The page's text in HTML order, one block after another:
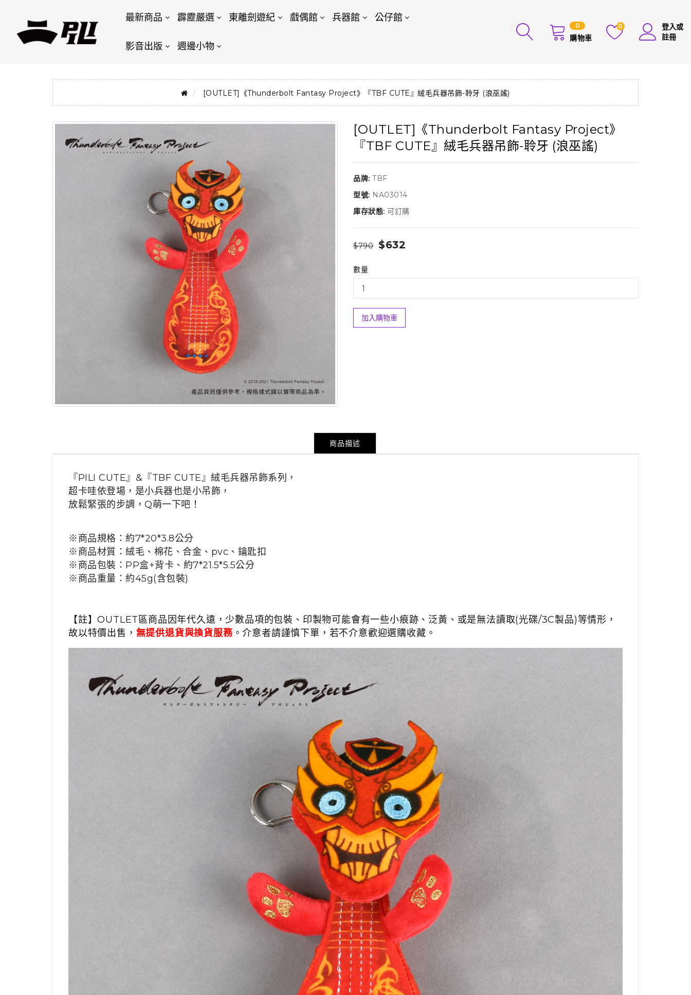
最新商品 霹靂嚴選 東離劍遊紀 戲偶館 兵器館 公仔館
影音出版 週邊小物
0
購物車
0
登入或
註冊
[OUTLET]《Thunderbolt Fantasy Project》『TBF CUTE』絨毛兵器吊飾-聆牙 (浪巫謠)
[OUTLET]《Thunderbolt Fantasy Project》
『TBF CUTE』絨毛兵器吊飾-聆牙 (浪巫謠)
品牌: TBF
型號: NA03014
庫存狀態: 可訂購
$790 $632
數量
加入購物車
商品描述
『PILI CUTE』&『TBF CUTE』絨毛兵器吊飾系列，
超卡哇依登場， 是小兵器也是小吊飾，
放鬆緊張的步調， Q萌一下吧！
※商品規格：約7*20*3.8公分
※商品材質：絨毛、棉花、合金、pvc、 鑰匙扣
※商品包裝： PP盒+背卡、 約7*21.5*5.5公分
※商品重量：約45g(含包裝)
【註】OUTLET區商品因年代久遠，少數品項的包裝、印製物可能會有一些小痕跡、泛黃、或是無法讀取(光碟/3C製品)等情形，
故以特價出售， 無提供退貨與換貨服務。介意者請謹慎下單，若不介意歡迎選購收藏。